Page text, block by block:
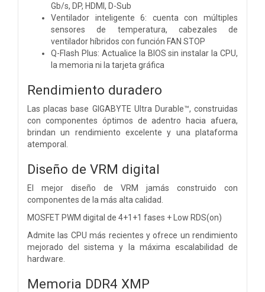
Gb/s, DP, HDMI, D-Sub
Ventilador inteligente 6: cuenta con múltiples
sensores de temperatura, cabezales de
ventilador híbridos con función FAN STOP
Q-Flash Plus: Actualice la BIOS sin instalar la CPU,
la memoria ni la tarjeta gráfica
Rendimiento duradero
Las placas base GIGABYTE Ultra Durable™, construidas
con componentes óptimos de adentro hacia afuera,
brindan un rendimiento excelente y una plataforma
atemporal.
Diseño de VRM digital
El mejor diseño de VRM jamás construido con
componentes de la más alta calidad.
MOSFET PWM digital de 4+1+1 fases + Low RDS(on)
Admite las CPU más recientes y ofrece un rendimiento
mejorado del sistema y la máxima escalabilidad de
hardware.
Memoria DDR4 XMP